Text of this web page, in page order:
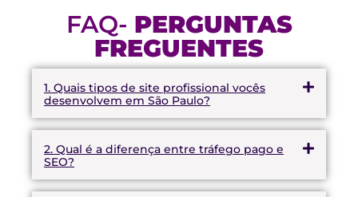
FAQ- PERGUNTAS
FREGUENTES
1. Quais tipos de site profissional vocês
desenvolvem em São Paulo?
2. Qual é a diferença entre tráfego pago e
SEO?